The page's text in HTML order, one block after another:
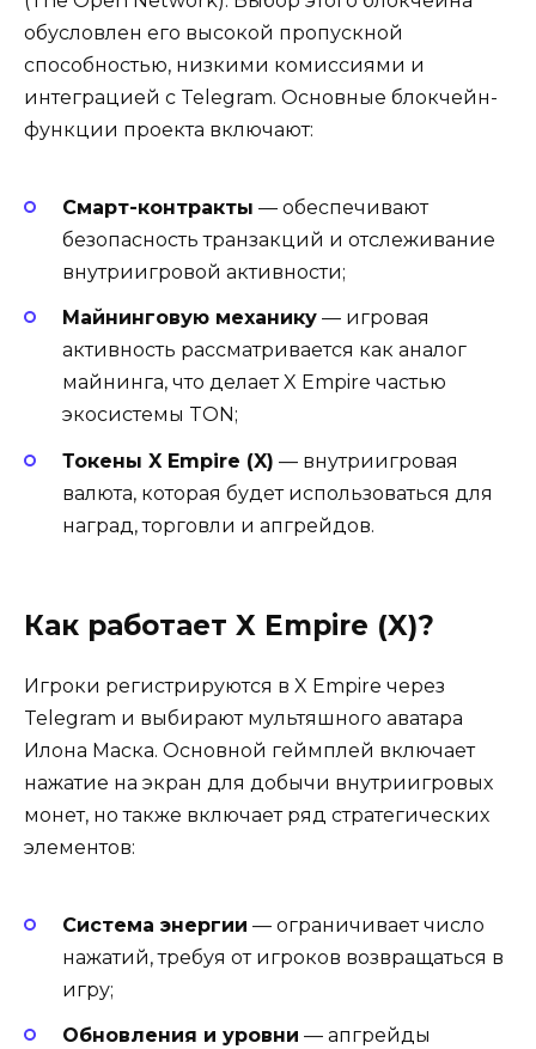
обусловлен его высокой пропускной
способностью, низкими комиссиями и
интеграцией с Telegram. Основные блокчейн-
функции проекта включают:
Смарт-контракты — обеспечивают
безопасность транзакций и отслеживание
внутриигровой активности;
Майнинговую механику — игровая
активность рассматривается как аналог
майнинга, что делает X Empire частью
экосистемы TON;
Токены X Empire (X) — внутриигровая
валюта, которая будет использоваться для
наград, торговли и апгрейдов.
Как работает X Empire (X)?
Игроки регистрируются в X Empire через
Telegram и выбирают мультяшного аватара
Илона Маска. Основной геймплей включает
нажатие на экран для добычи внутриигровых
монет, но также включает ряд стратегических
элементов:
Система энергии — ограничивает число
нажатий, требуя от игроков возвращаться в
игру;
Обновления и уровни — апгрейды